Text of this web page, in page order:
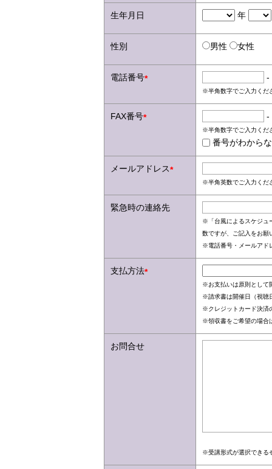
生年月日 年
性別 男性 女性
電話番号* -
※半角数字でご入力くだ
FAX番号* -
※半角数字でご入力くだ
番号がわから
メールアドレス*
※半角英数でご入力くだ
緊急時の連絡先
※「台風によるスケジュ
数ですが、ご記入をお願
※電話番号・メールアド
支払方法*
※お支払いは原則として
※請求書は開催日（視聴
※クレジットカード決済
※領収書をご希望の場合
お問合せ
※受講形式が選択できる